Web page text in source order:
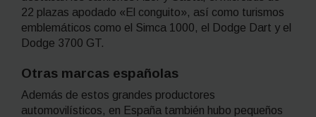
22 plazas apodado «El conguito», así como turismos
emblemáticos como el Simca 1000, el Dodge Dart y el
Dodge 3700 GT.
Otras marcas españolas
Además de estos grandes productores
automovilísticos, en España también hubo pequeños